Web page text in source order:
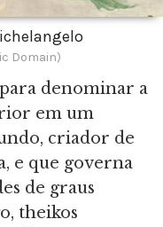
Domain)
denominar a
em um
criador de
e que governa
de graus
theikos